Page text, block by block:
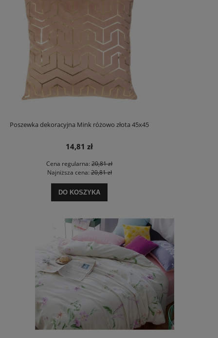
Poszewka dekoracyjna Mink różowo złota 45x45
14,81 zł
Cena regularna: 20,81 zł
Najniższa cena:20,81 zł
DO KOSZYKA